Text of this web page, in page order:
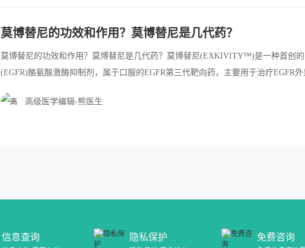
莫博替尼的功效和作用？莫博替尼是几代药？
莫博替尼的功效和作用？莫博替尼是几代药？莫博替尼(EXKIVITY™)是一种首创
(EGFR)酪氨酸激酶抑制剂，属于口服的EGFR第三代靶向药，主要用于治疗EGFR
20插入突变，克服了传统一代、二代和三代酪氨酸激酶抑制剂(TKIs)在此类突变中
高级医学编辑-熊医生
信息查询 隐私保护 免费咨询